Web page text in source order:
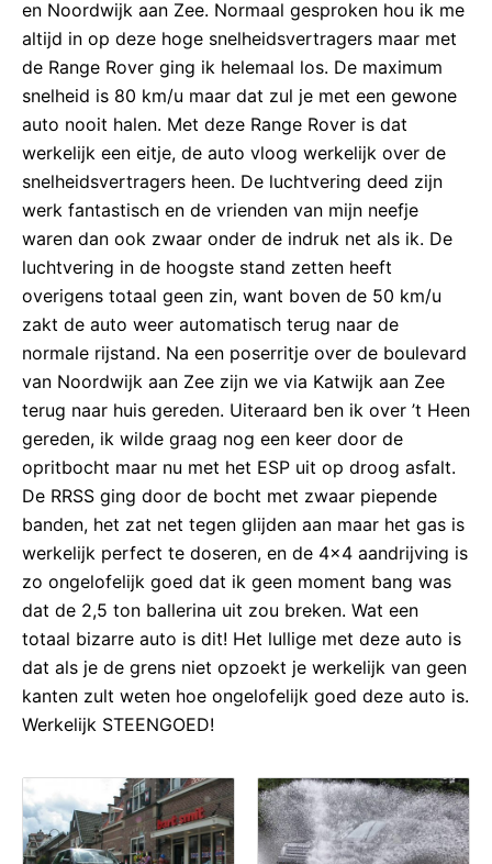
en Noordwijk aan Zee. Normaal gesproken hou ik me
altijd in op deze hoge snelheidsvertragers maar met
de Range Rover ging ik helemaal los. De maximum
snelheid is 80 km/u maar dat zul je met een gewone
auto nooit halen. Met deze Range Rover is dat
werkelijk een eitje, de auto vloog werkelijk over de
snelheidsvertragers heen. De luchtvering deed zijn
werk fantastisch en de vrienden van mijn neefje
waren dan ook zwaar onder de indruk net als ik. De
luchtvering in de hoogste stand zetten heeft
overigens totaal geen zin, want boven de 50 km/u
zakt de auto weer automatisch terug naar de
normale rijstand. Na een poserritje over de boulevard
van Noordwijk aan Zee zijn we via Katwijk aan Zee
terug naar huis gereden. Uiteraard ben ik over ’t Heen
gereden, ik wilde graag nog een keer door de
opritbocht maar nu met het ESP uit op droog asfalt.
De RRSS ging door de bocht met zwaar piepende
banden, het zat net tegen glijden aan maar het gas is
werkelijk perfect te doseren, en de 4×4 aandrijving is
zo ongelofelijk goed dat ik geen moment bang was
dat de 2,5 ton ballerina uit zou breken. Wat een
totaal bizarre auto is dit! Het lullige met deze auto is
dat als je de grens niet opzoekt je werkelijk van geen
kanten zult weten hoe ongelofelijk goed deze auto is.
Werkelijk STEENGOED!